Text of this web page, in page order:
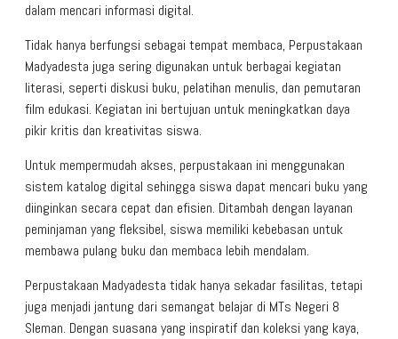
dalam mencari informasi digital.
Tidak hanya berfungsi sebagai tempat membaca, Perpustakaan
Madyadesta juga sering digunakan untuk berbagai kegiatan
literasi, seperti diskusi buku, pelatihan menulis, dan pemutaran
film edukasi. Kegiatan ini bertujuan untuk meningkatkan daya
pikir kritis dan kreativitas siswa.
Untuk mempermudah akses, perpustakaan ini menggunakan
sistem katalog digital sehingga siswa dapat mencari buku yang
diinginkan secara cepat dan efisien. Ditambah dengan layanan
peminjaman yang fleksibel, siswa memiliki kebebasan untuk
membawa pulang buku dan membaca lebih mendalam.
Perpustakaan Madyadesta tidak hanya sekadar fasilitas, tetapi
juga menjadi jantung dari semangat belajar di MTs Negeri 8
Sleman. Dengan suasana yang inspiratif dan koleksi yang kaya,